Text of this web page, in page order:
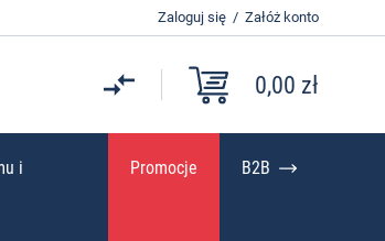
Zaloguj się / Załóż konto
0,00 zł
i Promocje B2B